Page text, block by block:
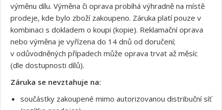
výměnu dílu. Výměna či oprava probíhá výhradně na místě
prodeje, kde bylo zboží zakoupeno. Záruka platí pouze v
kombinaci s dokladem o koupi (kopie). Reklamační oprava
nebo výměna je vyřízena do 14 dnů od doručení;
v odůvodněných případech může oprava trvat až měsíc
(dle dostupnosti dílů).
Záruka se nevztahuje na:
součástky zakoupené mimo autorizovanou distribuční síť